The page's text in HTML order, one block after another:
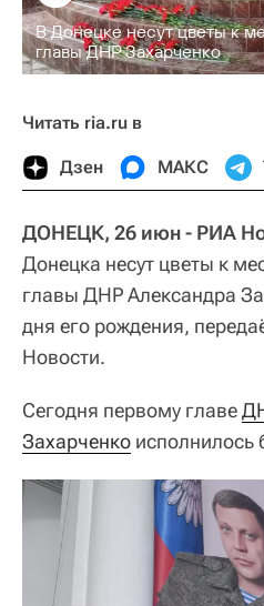
В Донецке несут цветы к
главы ДНР Захарченко
Читать ria.ru в
Дзен МАКС
ДОНЕЦК, 26 июн - РИА
Донецка несут цветы к
главы ДНР Александра
дня его рождения,
Новости.
Сегодня первому главе
Захарченко исполнилось